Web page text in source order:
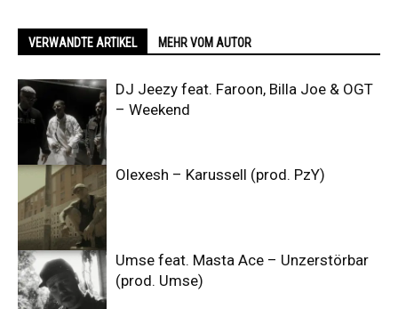
VERWANDTE ARTIKEL MEHR VOM AUTOR
DJ Jeezy feat. Faroon, Billa Joe & OGT
– Weekend
Olexesh – Karussell (prod. PzY)
Umse feat. Masta Ace – Unzerstörbar
(prod. Umse)